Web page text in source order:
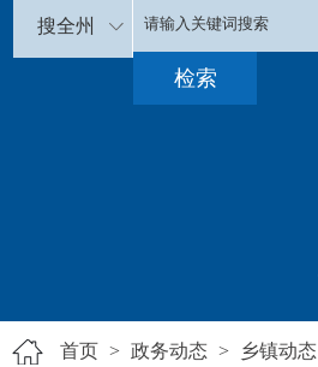
搜全州
首页 > 政务动态 > 乡镇动态